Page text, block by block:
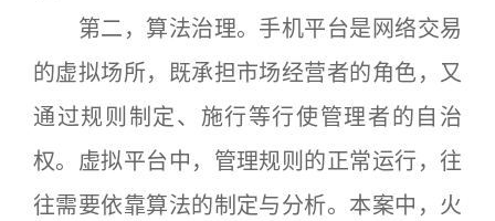
第二，算法治理。手机平台是网络交易
的虚拟场所，既承担市场经营者的角色，又
通过规则制定、施行等行使管理者的自治
权。虚拟平台中，管理规则的正常运行，往
往需要依靠算法的制定与分析。本案中，火